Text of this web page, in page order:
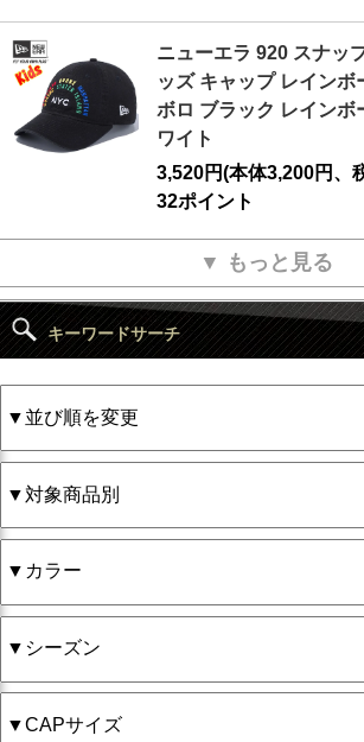
ニューエラ 920 スナッ
ッズ キャップ レインボ
ボロ ブラック レインボ
ワイト
3,520円(本体3,200円、
32ポイント
▼ もっと見る
キーワードサーチ